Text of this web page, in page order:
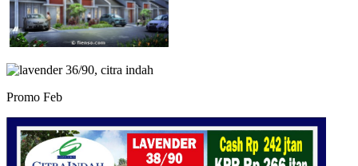
Promo Feb